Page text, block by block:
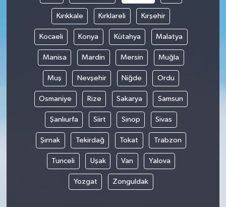
Kırıkkale Kırklareli Kırşehir
Kocaeli Konya Kütahya Malatya
Manisa Mardin Mersin Muğla
Muş Nevşehir Niğde Ordu
Osmaniye Rize Sakarya Samsun
Şanlıurfa Siirt Sinop Sivas
Şırnak Tekirdağ Tokat Trabzon
Tunceli Uşak Van Yalova
Yozgat Zonguldak